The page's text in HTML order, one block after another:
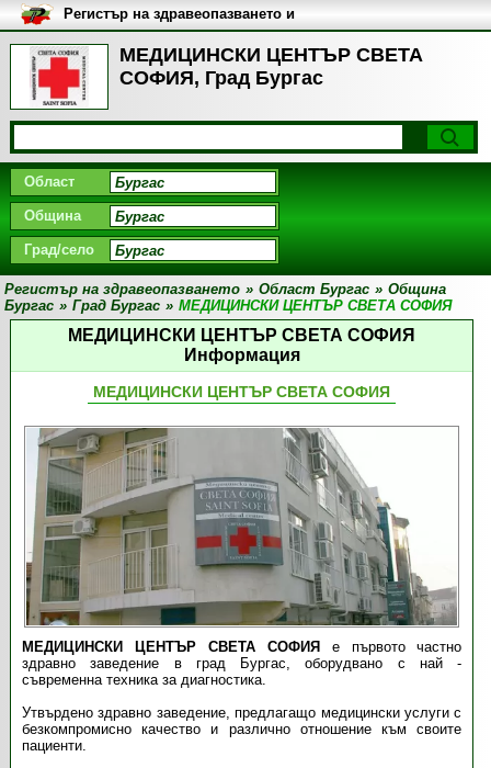
МЕДИЦИНСКИ ЦЕНТЪР СВЕТА
СОФИЯ, Град Бургас
Регистър на здравеопазването и
медицинските заведения в
България
Област
Община
Град/село
Регистър на здравеопазването » Област Бургас » Община
Бургас » Град Бургас » МЕДИЦИНСКИ ЦЕНТЪР СВЕТА СОФИЯ
МЕДИЦИНСКИ ЦЕНТЪР СВЕТА СОФИЯ
Информация
МЕДИЦИНСКИ ЦЕНТЪР СВЕТА СОФИЯ
МЕДИЦИНСКИ ЦЕНТЪР СВЕТА СОФИЯе първото частно
здравно заведение в град Бургас, оборудвано с най -
съвременна техника за диагностика.
Утвърдено здравно заведение, предлагащо медицински услуги с
безкомпромисно качество и различно отношение към своите
пациенти.